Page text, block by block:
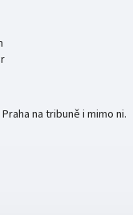
na tribuně i mimo ni.